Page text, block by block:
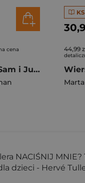
cena
Mysi domek Sam i Julia
44,99
NACIŚNIJ
dzieci - Hervé